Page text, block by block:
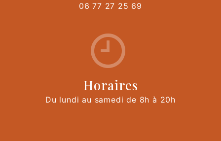
06 77 27 25 69
Horaires
Du lundi au samedi de 8h à 20h